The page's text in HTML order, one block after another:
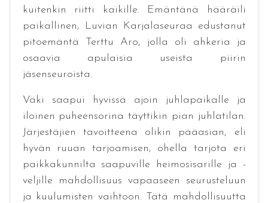
kuitenkin riitti kaikille. Emäntänä hääräili
paikallinen, Luvian Karjalaseuraa edustanut
pitoemäntä Terttu Aro, jolla oli ahkeria ja
osaavia apulaisia useista piirin
jäsenseuroista.
Väki saapui hyvissä ajoin juhlapaikalle ja
iloinen puheensorina täyttikin pian juhlatilan.
Järjestäjien tavoitteena olikin pääasian, eli
hyvän ruuan tarjoamisen, ohella tarjota eri
paikkakunnilta saapuville heimosisarille ja -
veljille mahdollisuus vapaaseen seurusteluun
ja kuulumisten vaihtoon. Tätä mahdollisuutta